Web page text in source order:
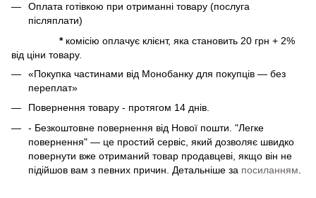
Оплата готівкою при отриманні товару (послуга
післяплати)
* комісію оплачує клієнт, яка становить 20 грн + 2%
від ціни товару.
«Покупка частинами від Монобанку для покупців — без
переплат»
Повернення товару - протягом 14 днів.
- Безкоштовне повернення від Нової пошти. "Легке
повернення" — це простий сервіс, який дозволяє швидко
повернути вже отриманий товар продавцеві, якщо він не
підійшов вам з певних причин. Детальніше за посиланням